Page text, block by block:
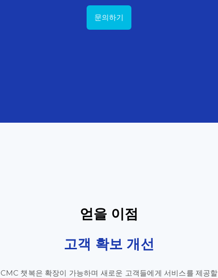
문의하기
얻을 이점
고객 확보 개선
CMC 챗복은 확장이 가능하며 새로운 고객들에게 서비스를 제공할